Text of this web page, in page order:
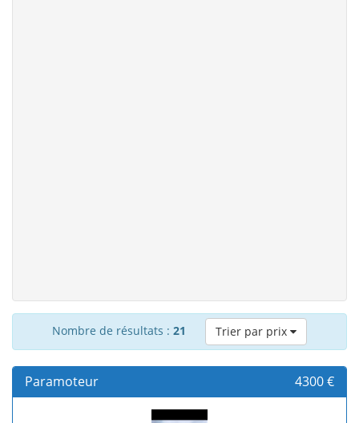
Nombre de résultats : 21 Trier par prix
Paramoteur 4300 €